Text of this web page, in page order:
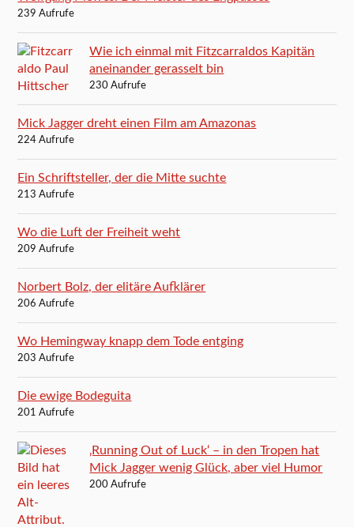
239 Aufrufe
Wie ich einmal mit Fitzcarraldos Kapitän
aneinander gerasselt bin
230 Aufrufe
Mick Jagger dreht einen Film am Amazonas
224 Aufrufe
Ein Schriftsteller, der die Mitte suchte
213 Aufrufe
Wo die Luft der Freiheit weht
209 Aufrufe
Norbert Bolz, der elitäre Aufklärer
206 Aufrufe
Wo Hemingway knapp dem Tode entging
203 Aufrufe
Die ewige Bodeguita
201 Aufrufe
‚Running Out of Luck‘ – in den Tropen hat
Mick Jagger wenig Glück, aber viel Humor
200 Aufrufe